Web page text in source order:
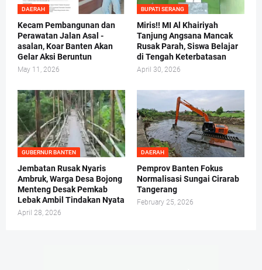
DAERAH
Kecam Pembangunan dan
Perawatan Jalan Asal -
asalan, Koar Banten Akan
Gelar Aksi Beruntun
May 11, 2026
BUPATI SERANG
Miris!! MI Al Khairiyah
Tanjung Angsana Mancak
Rusak Parah, Siswa Belajar
di Tengah Keterbatasan
April 30, 2026
GUBERNUR BANTEN
Jembatan Rusak Nyaris
Ambruk, Warga Desa Bojong
Menteng Desak Pemkab
Lebak Ambil Tindakan Nyata
April 28, 2026
DAERAH
Pemprov Banten Fokus
Normalisasi Sungai Cirarab
Tangerang
February 25, 2026